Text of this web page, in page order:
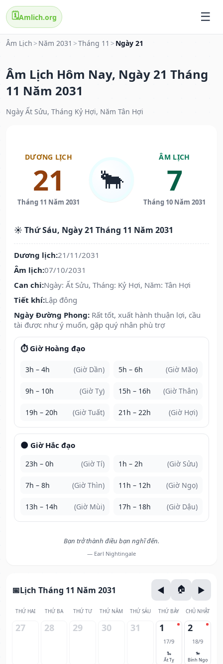
🗓️Amlich.org
Âm Lịch > Năm 2031 >Tháng 11 > Ngày 21
Âm Lịch Hôm Nay, Ngày 21 Tháng
11 Năm 2031
Ngày Ất Sửu, Tháng Kỷ Hợi, Năm Tân Hợi
DƯƠNG LỊCH
21
Tháng 11 Năm 2031
🐂
ÂM LỊCH
7
Tháng 10 Năm 2031
☀️ Thứ Sáu, Ngày 21 Tháng 11 Năm 2031
Dương lịch:21/11/2031
Âm lịch:07/10/2031
Can chi:Ngày: Ất Sửu, Tháng: Kỷ Hợi, Năm: Tân Hợi
Tiết khí:Lập đông
Ngày Đường Phong: Rất tốt, xuất hành thuận lợi, cầu
tài được như ý muốn, gặp quý nhân phù trợ
⏱️ Giờ Hoàng đạo
3h – 4h (Giờ Dần) 5h – 6h (Giờ Mão)
9h – 10h (Giờ Tỵ) 15h – 16h (Giờ Thân)
19h – 20h (Giờ Tuất) 21h – 22h (Giờ Hợi)
🌑 Giờ Hắc đạo
23h – 0h (Giờ Tí) 1h – 2h (Giờ Sửu)
7h – 8h (Giờ Thìn) 11h – 12h (Giờ Ngọ)
13h – 14h (Giờ Mùi) 17h – 18h (Giờ Dậu)
Bạn trở thành điều bạn nghĩ đến.
— Earl Nightingale
Lịch Tháng 11 Năm 2031
THỨ HAI THỨ BA THỨ TƯ THỨ NĂM THỨ SÁU THỨ BẢY CHỦ NHẬT
27 28 29 30 31 1
17/9
🐍
Ất Tỵ
2
18/9
🐎
Bính Ngọ